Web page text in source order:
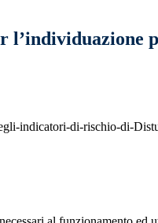
indicatori-di-rischio-di-